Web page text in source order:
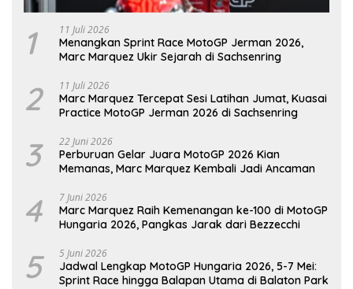
1 11 Juli 2026
Menangkan Sprint Race MotoGP Jerman 2026,
Marc Marquez Ukir Sejarah di Sachsenring
2 11 Juli 2026
Marc Marquez Tercepat Sesi Latihan Jumat, Kuasai
Practice MotoGP Jerman 2026 di Sachsenring
3 22 Juni 2026
Perburuan Gelar Juara MotoGP 2026 Kian
Memanas, Marc Marquez Kembali Jadi Ancaman
4 7 Juni 2026
Marc Marquez Raih Kemenangan ke-100 di MotoGP
Hungaria 2026, Pangkas Jarak dari Bezzecchi
5 5 Juni 2026
Jadwal Lengkap MotoGP Hungaria 2026, 5-7 Mei:
Sprint Race hingga Balapan Utama di Balaton Park